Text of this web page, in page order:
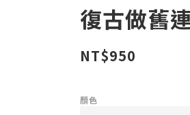
復古做舊
NT$950
顏色